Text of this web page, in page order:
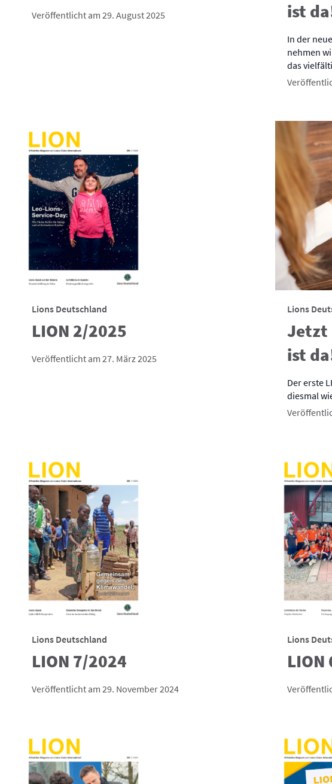
Veröffentlicht am 29. August 2025
ist
In der
nehmen
das
Lions Deutschland
LION 2/2025
Veröffentlicht am 27. März 2025
Lions
Jetzt
ist
Der erste
diesmal
Lions Deutschland
LION 7/2024
Veröffentlicht am 29. November 2024
Lions
LION